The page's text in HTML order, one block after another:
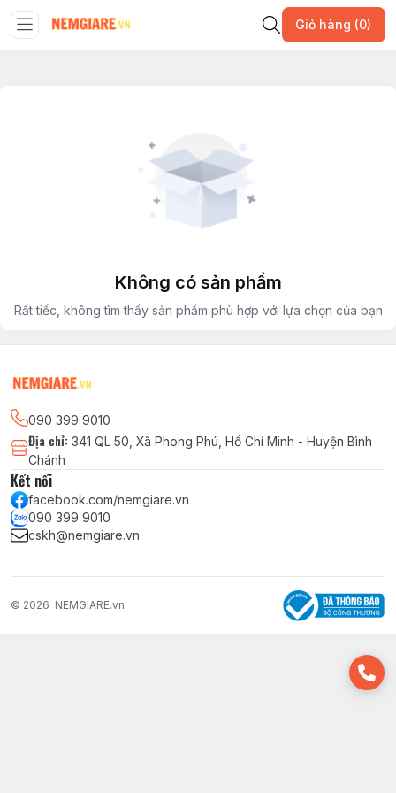
Giỏ hàng (0)
Không có sản phẩm
Rất tiếc, không tìm thấy sản phẩm phù hợp với lựa chọn của bạn
090 399 9010
Địa chỉ: 341 QL 50, Xã Phong Phú, Hồ Chí Minh - Huyện Bình
Chánh
Kết nối
facebook.com/nemgiare.vn
090 399 9010
cskh@nemgiare.vn
© 2026 NEMGIARE.vn